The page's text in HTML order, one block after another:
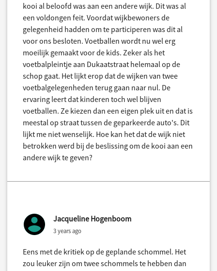
kooi al beloofd was aan een andere wijk. Dit was al
een voldongen feit. Voordat wijkbewoners de
gelegenheid hadden om te participeren was dit al
voor ons besloten. Voetballen wordt nu wel erg
moeilijk gemaakt voor de kids. Zeker als het
voetbalpleintje aan Dukaatstraat helemaal op de
schop gaat. Het lijkt erop dat de wijken van twee
voetbalgelegenheden terug gaan naar nul. De
ervaring leert dat kinderen toch wel blijven
voetballen. Ze kiezen dan een eigen plek uit en dat is
meestal op straat tussen de geparkeerde auto's. Dit
lijkt me niet wenselijk. Hoe kan het dat de wijk niet
betrokken werd bij de beslissing om de kooi aan een
andere wijk te geven?
Jacqueline Hogenboom
3 years ago
Eens met de kritiek op de geplande schommel. Het
zou leuker zijn om twee schommels te hebben dan